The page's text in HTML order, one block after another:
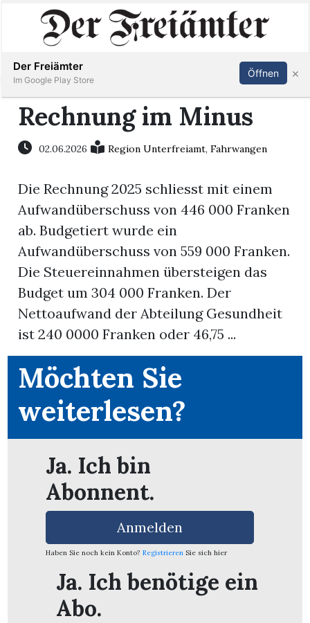
Immobilien
Stellen
E-
Paper
Newsletter
Inserieren Abonnieren Anmelden
Rechnung im Minus
02.06.2026 Region Unterfreiamt,Fahrwangen
Die Rechnung 2025 schliesst mit einem
Aufwandüberschuss von 446 000 Franken
ab. Budgetiert wurde ein
Aufwandüberschuss von 559 000 Franken.
Die Steuereinnahmen übersteigen das
Budget um 304 000 Franken. Der
Nettoaufwand der Abteilung Gesundheit
ist 240 0000 Franken oder 46,75 ...
Möchten Sie
weiterlesen?
Ja. Ich bin
Abonnent.
Anmelden
Haben Sie noch kein Konto? Registrieren Sie sich hier
Ja. Ich benötige ein
Abo.
Der Freiämter
Im Google Play Store
Öffnen ×